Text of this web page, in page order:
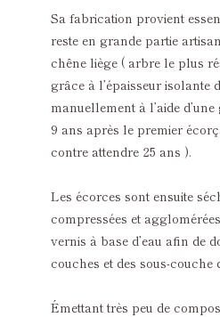
Sa fabrication provient
reste en grande partie
chêne liège ( arbre le plus
grâce à l’épaisseur isolante
manuellement à l’aide
9 ans après le premier
contre attendre 25 ans ).
Les écorces sont ensuite
compressées et
vernis à base d’eau afin de
couches et des sous-couche
Émettant très peu de